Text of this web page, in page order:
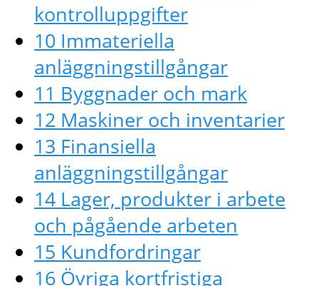
kontrolluppgifter
10 Immateriella
anläggningstillgångar
11 Byggnader och mark
12 Maskiner och inventarier
13 Finansiella
anläggningstillgångar
14 Lager, produkter i arbete
och pågående arbeten
15 Kundfordringar
16 Övriga kortfristiga